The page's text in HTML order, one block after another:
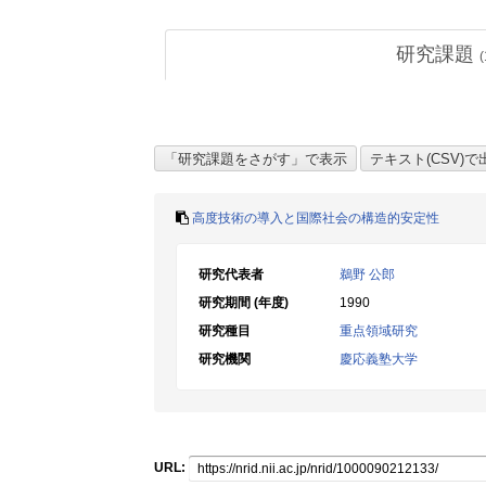
研究課題 (
高度技術の導入と国際社会の構造的安定性
研究代表者
鵜野 公郎
研究期間 (年度)
1990
研究種目
重点領域研究
研究機関
慶応義塾大学
URL: